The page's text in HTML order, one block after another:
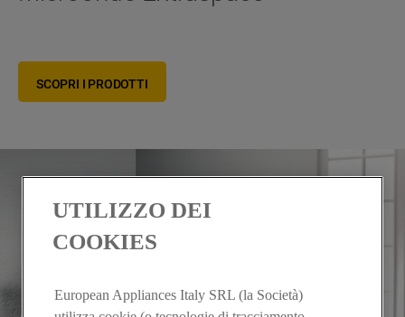
SCOPRI I PRODOTTI
UTILIZZO DEI
COOKIES
European Appliances Italy SRL (la Società)